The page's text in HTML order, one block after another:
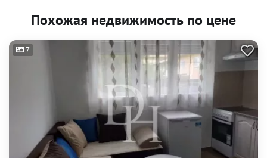
Похожая недвижимость по цене
7